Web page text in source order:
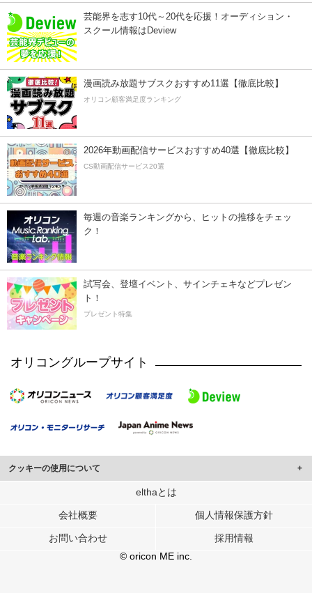
芸能界を志す10代～20代を応援！オーディション・
スクール情報はDeview
漫画読み放題サブスクおすすめ11選【徹底比較】
オリコン顧客満足度ランキング
2026年動画配信サービスおすすめ40選【徹底比較】
CS動画配信サービス20選
毎週の音楽ランキングから、ヒットの推移をチェッ
ク！
試写会、登壇イベント、サインチェキなどプレゼン
ト！
プレゼント特集
オリコングループサイト
クッキーの使用について
このサイトでは Cookie を使用して、ユーザーに合わせたコンテンツや広告の
行っています。
メディアや広告配信、データ解析の各パートナーに提供しています。
各パートナーは、この情報とユーザーが各パートナーに提供した他の情報や、
ユーザーが各パートナーのサービスを使用したときに収集した他の情報を組み
elthaとは
会社概要 個人情報保護方針
お問い合わせ
採用情報
© oricon ME inc.